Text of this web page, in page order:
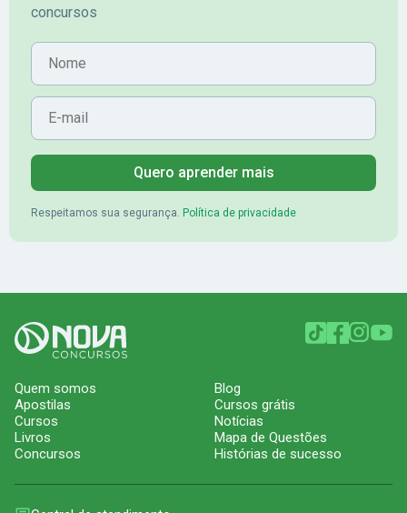
concursos
Nome
E-mail
Quero aprender mais
Respeitamos sua segurança. Política de privacidade
Quem somos
Apostilas
Cursos
Livros
Concursos
Blog
Cursos grátis
Notícias
Mapa de Questões
Histórias de sucesso